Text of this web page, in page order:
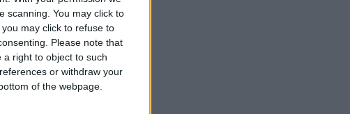
scanning. You may click to
may click to refuse to
Please note that
right to object to such
or withdraw your
of the webpage.
twitter usa